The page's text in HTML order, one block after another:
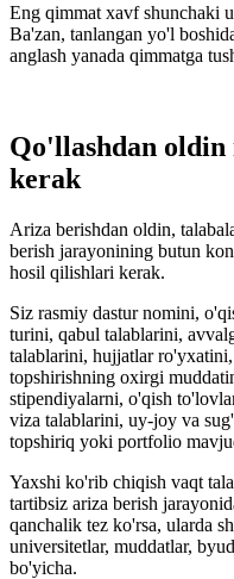
Eng qimmat xavf shunchaki
Ba'zan, tanlangan yo'l
anglash yanada qimmatga
Qo'llashdan
kerak
Ariza berishdan oldin,
berish jarayonining butun
hosil qilishlari kerak.
Siz rasmiy dastur nomini,
turini, qabul talablarini,
talablarini, hujjatlar
topshirishning oxirgi
stipendiyalarni, o'qish
viza talablarini, uy-joy va
topshiriq yoki portfolio
Yaxshi ko'rib chiqish vaqt
tartibsiz ariza berish
qanchalik tez ko'rsa, ularda
universitetlar, muddatlar,
bo'yicha.